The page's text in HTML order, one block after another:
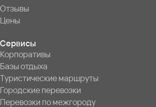
Отзывы
Цены
Сервисы
Корпоративы
Базы отдыха
Туристические маршруты
Городские перевозки
Перевозки по межгороду